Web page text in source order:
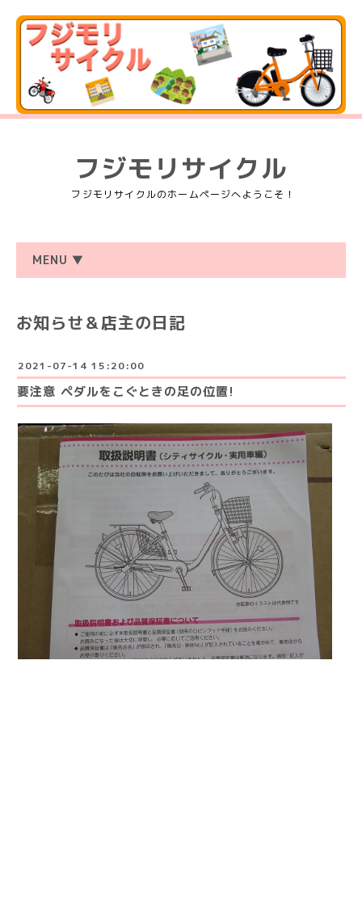
フジモリサイクル
フジモリサイクルのホームページへようこそ！
MENU ▼
お知らせ＆店主の日記
2021-07-14 15:20:00
要注意 ペダルをこぐときの足の位置!